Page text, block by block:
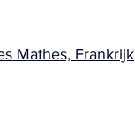
Mathes, Frankrijk